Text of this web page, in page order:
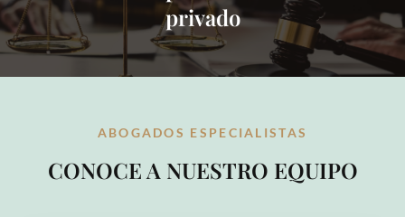
privado
ABOGADOS ESPECIALISTAS
CONOCE A NUESTRO EQUIPO